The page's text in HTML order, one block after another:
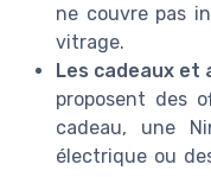
ne couvre pas
vitrage.
Les cadeaux et
proposent des
cadeau, une
électrique ou